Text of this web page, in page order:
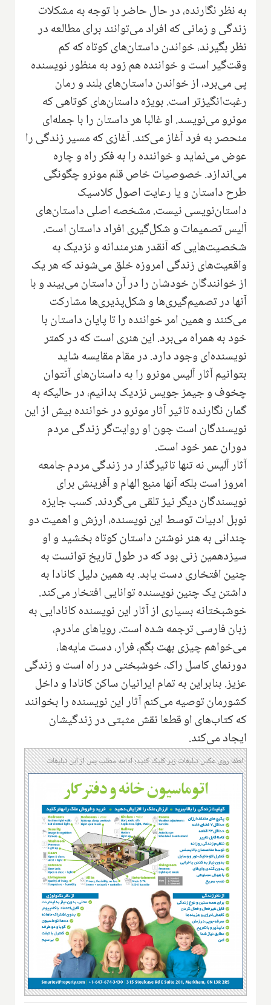
به نظر نگارنده، در حال حاضر با توجه به مشکلات
زندگی و زمانی که افراد می‌توانند برای مطالعه در
نظر بگیرند، خواندن داستان‌های کوتاه که کم
وقت‌گیر است و خواننده هم زود به منظور نویسنده
پی می‌برد، از خواندن داستان‌های بلند و رمان
رغبت‌انگیزتر است. بویژه داستان‌های کوتاهی که
مونرو می‌نویسد. او غالبا هر داستان را با جمله‌ای
منحصر به فرد آغاز می‌کند. آغازی که مسیر زندگی را
عوض می‌نماید و خواننده را به فکر راه و چاره
می‌اندازد. خصوصیات خاص قلم مونرو چگونگی
طرح داستان و یا رعایت اصول کلاسیک
داستان‌نویسی نیست. مشخصه اصلی داستان‌های
آلیس تصمیمات و شکل‌گیری افراد داستان است.
شخصیت‌هایی که آنقدر هنرمندانه و نزدیک به
واقعیت‌های زندگی امروزه خلق می‌شوند که هر یک
از خوانندگان خودشان را در آن داستان می‌بیند و با
آنها در تصمیم‌گیری‌ها و شکل‌پذیری‌ها مشارکت
می‌کنند و همین امر خواننده را تا پایان داستان با
خود به همراه می‌برد. این هنری است که در کمتر
نویسنده‌ای وجود دارد. در مقام مقایسه شاید
بتوانیم آثار آلیس مونرو را به داستان‌های آنتوان
چخوف و جیمز جویس نزدیک بدانیم، در حالیکه به
گمان نگارنده تاثیر آثار مونرو در خواننده بیش از این
نویسندگان است چون او روایت‌گر زندگی مردم
دوران عمر خود است.
آثار آلیس نه تنها تاثیرگذار در زندگی مردم جامعه
امروز است بلکه آنها منبع الهام و آفرینش برای
نویسندگان دیگر نیز تلقی می‌گردند. کسب جایزه
نوبل ادبیات توسط این نویسنده، ارزش و اهمیت دو
چندانی به هنر نوشتن داستان کوتاه بخشید و او
سیزدهمین زنی بود که در طول تاریخ توانست به
چنین افتخاری دست یابد. به همین دلیل کانادا به
داشتن یک چنین نویسنده توانایی افتخار می‌کند.
خوشبختانه بسیاری از آثار این نویسنده کانادایی به
زبان فارسی ترجمه شده است. رویاهای مادرم،
می‌خواهم چیزی بهت بگم، فرار، دست مایه‌ها،
دورنمای کاسل راک، خوشبختی در راه است و زندگی
عزیز. بنابراین به تمام ایرانیان ساکن کانادا و داخل
کشورمان توصیه می‌کنم آثار این نویسنده را بخوانند
که کتاب‌های او قطعا نقش مثبتی در زندگیشان
ایجاد می‌کند.
لطفا روی عکس تبلیغات زیر کلیک کنید؛ ادامه مطلب پس از این تبلیغات